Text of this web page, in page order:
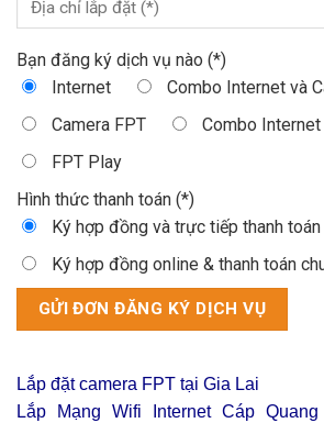
Bạn đăng ký dịch vụ nào (*)
Internet
Combo Internet và
Camera FPT
Combo Internet
FPT Play
Hình thức thanh toán (*)
Ký hợp đồng và trực tiếp thanh toán
Ký hợp đồng online & thanh toán
Lắp đặt camera FPT tại Gia Lai
Lắp Mạng Wifi Internet Cáp